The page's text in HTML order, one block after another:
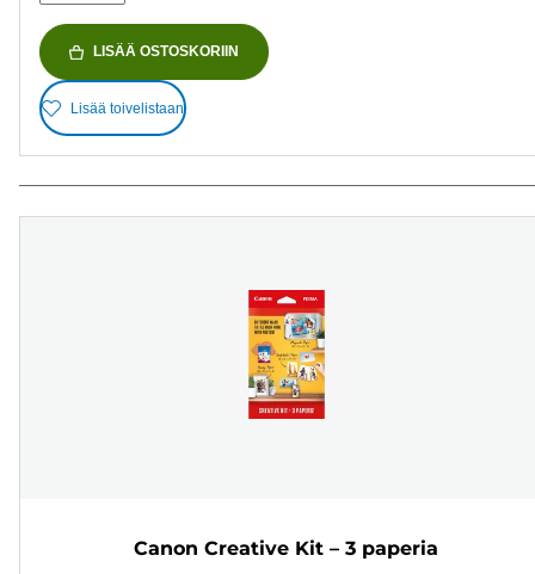
LISÄÄ OSTOSKORIIN
Lisää toivelistaan
Canon Creative Kit – 3 paperia